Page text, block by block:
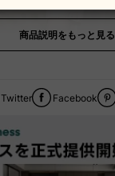
商品説明をもっと見る
Facebook
Twitter